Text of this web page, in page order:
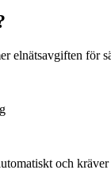
elnätsavgiften för
och